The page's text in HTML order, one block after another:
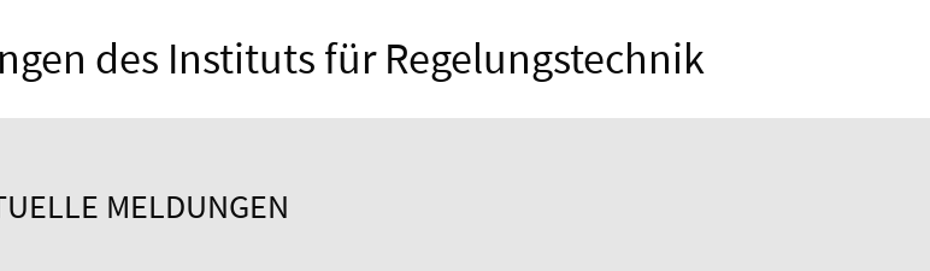
des Instituts für Regelungstechnik
MELDUNGEN